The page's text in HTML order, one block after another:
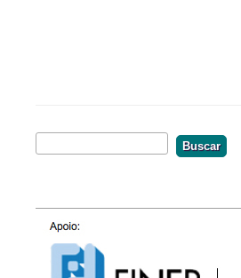
Formulário De Busca
Buscar